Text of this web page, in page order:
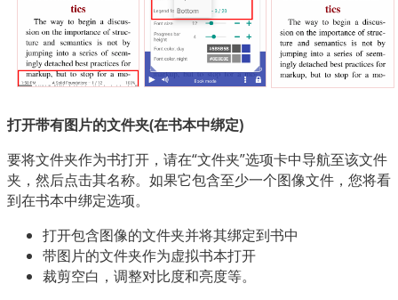
打开带有图片的文件夹(在书本中绑定)
要将文件夹作为书打开，请在“文件夹”选项卡中导航至该文件
夹，然后点击其名称。如果它包含至少一个图像文件，您将看
到在书本中绑定选项。
打开包含图像的文件夹并将其绑定到书中
带图片的文件夹作为虚拟书本打开
裁剪空白，调整对比度和亮度等。